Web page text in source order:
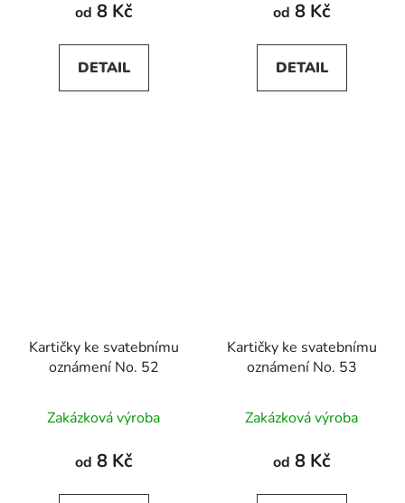
od 8 Kč
DETAIL
od 8 Kč
DETAIL
Kartičky ke svatebnímu
oznámení No. 52
Zakázková výroba
od 8 Kč
Kartičky ke svatebnímu
oznámení No. 53
Zakázková výroba
od 8 Kč